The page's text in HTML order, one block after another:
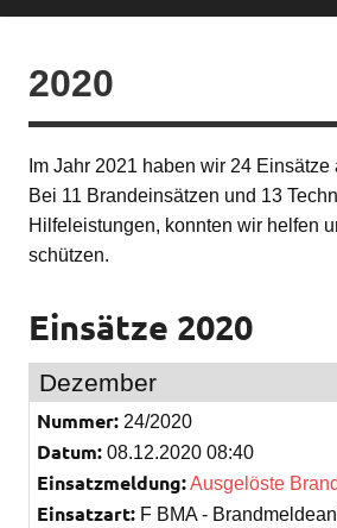
2020
Im Jahr 2021 haben wir 24 Einsätze
Bei 11 Brandeinsätzen und 13
Hilfeleistungen, konnten wir helfen
schützen.
Einsätze 2020
Dezember
Nummer: 24/2020
Datum: 08.12.2020 08:40
Einsatzmeldung:Ausgelöste
Einsatzart: F BMA -